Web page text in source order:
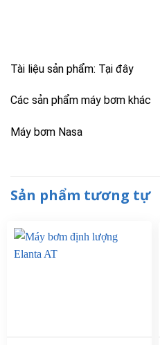
Tài liệu sản phẩm: Tại đây
Các sản phẩm máy bơm khác
Máy bơm Nasa
Sản phẩm tương tự